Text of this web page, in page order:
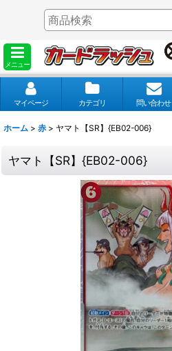
メニュー
マイページ カテゴリ 問い合わせ
ホーム > 赤 > ヤマト【SR】{EB02-006}
ヤマト【SR】{EB02-006}